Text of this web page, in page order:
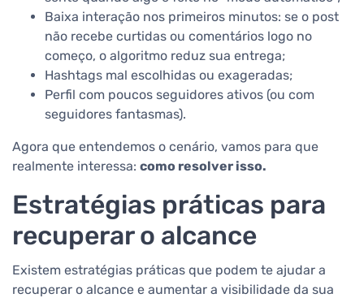
Baixa interação nos primeiros minutos: se o post
não recebe curtidas ou comentários logo no
começo, o algoritmo reduz sua entrega;
Hashtags mal escolhidas ou exageradas;
Perfil com poucos seguidores ativos (ou com
seguidores fantasmas).
Agora que entendemos o cenário, vamos para que
realmente interessa: como resolver isso.
Estratégias práticas para
recuperar o alcance
Existem estratégias práticas que podem te ajudar a
recuperar o alcance e aumentar a visibilidade da sua